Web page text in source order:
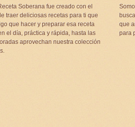
Soberana fue creado con el
traer deliciosas recetas para ti que
que hacer y preparar esa receta
el día, práctica y rápida, hasta las
aprovechan nuestra colección
que
para